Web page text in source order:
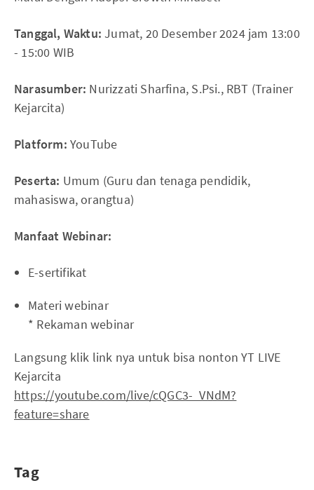
Tanggal, Waktu: Jumat, 20 Desember 2024 jam 13:00
- 15:00 WIB
Narasumber: Nurizzati Sharfina, S.Psi., RBT (Trainer
Kejarcita)
Platform: YouTube
Peserta: Umum (Guru dan tenaga pendidik,
mahasiswa, orangtua)
Manfaat Webinar:
E-sertifikat
Materi webinar
* Rekaman webinar
Langsung klik link nya untuk bisa nonton YT LIVE
Kejarcita
https://youtube.com/live/cQGC3-_VNdM?
feature=share
Tag